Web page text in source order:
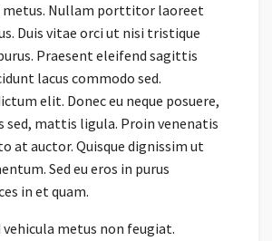
Nullam porttitor laoreet
Duis vitae orci ut nisi tristique
Praesent eleifend sagittis
lacus commodo sed.
elit. Donec eu neque posuere,
sed, mattis ligula. Proin venenatis
at auctor. Quisque dignissim ut
Sed eu eros in purus
in et quam.
vehicula metus non feugiat.